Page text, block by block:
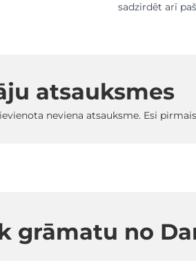
sadzirdēt arī
atsauksmes
neviena atsauksme. Esi
grāmatu no